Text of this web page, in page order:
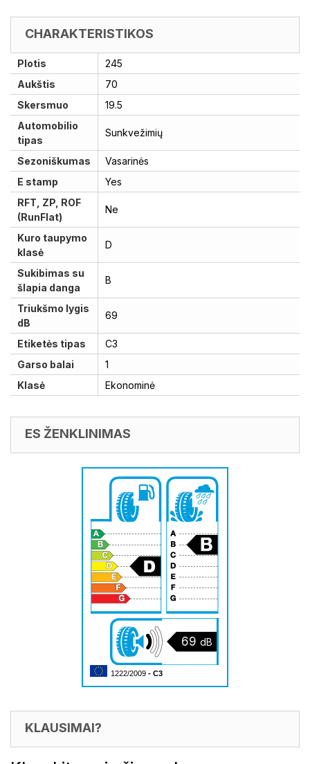
CHARAKTERISTIKOS
Plotis
245
Aukštis
70
Skersmuo
19.5
Automobilio
tipas
Sunkvežimių
Sezoniškumas
Vasarinės
E stamp
Yes
RFT, ZP, ROF
(RunFlat)
Ne
Kuro taupymo
klasė
D
Sukibimas su
šlapia danga
B
Triukšmo lygis
dB
69
Etiketės tipas
C3
Garso balai
1
Klasė
Ekonominė
ES ŽENKLINIMAS
69 dB
1222/2009 - C3
KLAUSIMAI?